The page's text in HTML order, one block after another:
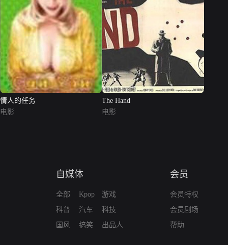
情人的任务
电影
The Hand
电影
自媒体
全部
科普
国风
Kpop
汽车
搞笑
游戏
科技
出品人
会员
会员特权
会员剧场
帮助